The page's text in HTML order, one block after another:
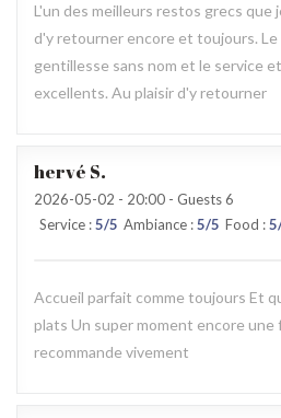
L'un des meilleurs restos grecs que
d'y retourner encore et toujours.
gentillesse sans nom et le service
excellents. Au plaisir d'y retourner
hervé S
2026-05-02 - 20:00 - Guests 6
Service :5/5 Ambiance :5/5 Food :5
Accueil parfait comme toujours Et
plats Un super moment encore une
recommande vivement